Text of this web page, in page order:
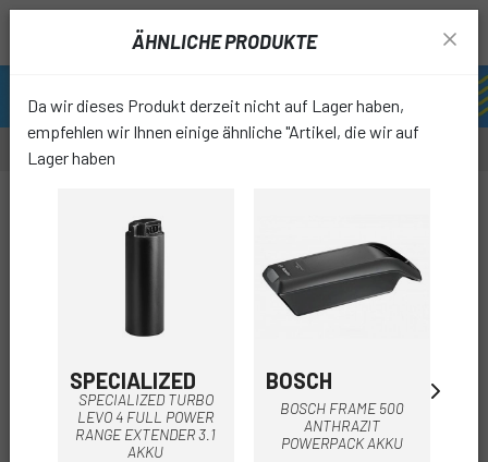
ÄHNLICHE PRODUKTE
Da wir dieses Produkt derzeit nicht auf Lager haben,
empfehlen wir Ihnen einige ähnliche "Artikel, die wir auf
Lager haben
SPECIALIZED
SPECIALIZED TURBO
LEVO 4 FULL POWER
RANGE EXTENDER 3.1
AKKU
BOSCH
BOSCH FRAME 500
ANTHRAZIT
POWERPACK AKKU